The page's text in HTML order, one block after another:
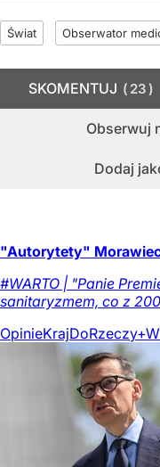
Świat Obserwator
Obserwuj
Dodaj
SKOMENTUJ 23
"Autorytety"
#WARTO | "Panie
sanitaryzmem, co z
OpinieKrajDoRzeczy+